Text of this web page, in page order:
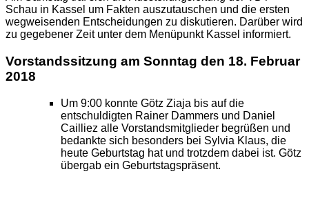
Schau in Kassel um Fakten auszutauschen und die ersten
wegweisenden Entscheidungen zu diskutieren. Darüber wird
zu gegebener Zeit unter dem Menüpunkt Kassel informiert.
Vorstandssitzung am Sonntag den 18. Februar
2018
Um 9:00 konnte Götz Ziaja bis auf die
entschuldigten Rainer Dammers und Daniel
Cailliez alle Vorstandsmitglieder begrüßen und
bedankte sich besonders bei Sylvia Klaus, die
heute Geburtstag hat und trotzdem dabei ist. Götz
übergab ein Geburtstagspräsent.